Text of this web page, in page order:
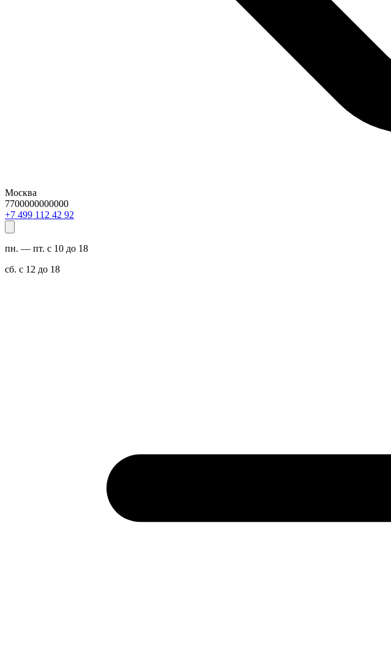
Москва
7700000000000
29 24 211 994 7+
пн. — пт. с 10 до 18
сб. с 12 до 18